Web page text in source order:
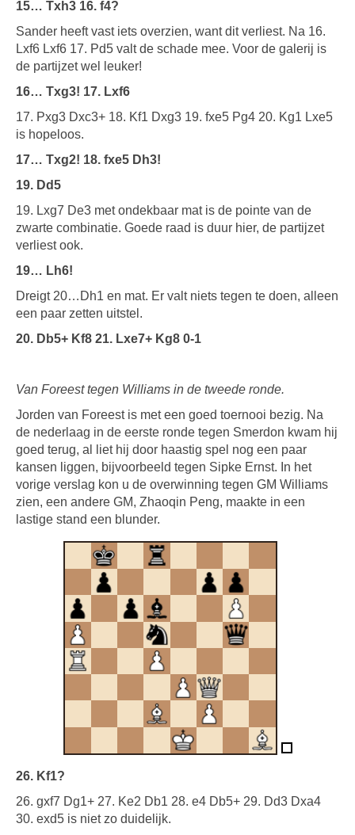
15… Txh3 16. f4?
Sander heeft vast iets overzien, want dit verliest. Na 16.
Lxf6 Lxf6 17. Pd5 valt de schade mee. Voor de galerij is
de partijzet wel leuker!
16… Txg3! 17. Lxf6
17. Pxg3 Dxc3+ 18. Kf1 Dxg3 19. fxe5 Pg4 20. Kg1 Lxe5
is hopeloos.
17… Txg2! 18. fxe5 Dh3!
19. Dd5
19. Lxg7 De3 met ondekbaar mat is de pointe van de
zwarte combinatie. Goede raad is duur hier, de partijzet
verliest ook.
19… Lh6!
Dreigt 20…Dh1 en mat. Er valt niets tegen te doen, alleen
een paar zetten uitstel.
20. Db5+ Kf8 21. Lxe7+ Kg8 0-1
Van Foreest tegen Williams in de tweede ronde.
Jorden van Foreest is met een goed toernooi bezig. Na
de nederlaag in de eerste ronde tegen Smerdon kwam hij
goed terug, al liet hij door haastig spel nog een paar
kansen liggen, bijvoorbeeld tegen Sipke Ernst. In het
vorige verslag kon u de overwinning tegen GM Williams
zien, een andere GM, Zhaoqin Peng, maakte in een
lastige stand een blunder.
26. Kf1?
26. gxf7 Dg1+ 27. Ke2 Db1 28. e4 Db5+ 29. Dd3 Dxa4
30. exd5 is niet zo duidelijk.